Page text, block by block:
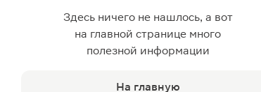
Здесь ничего не нашлось, а вот
на главной странице много
полезной информации
На главную